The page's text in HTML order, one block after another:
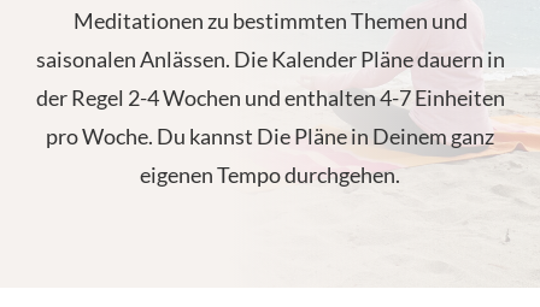
Meditationen zu bestimmten Themen und
saisonalen Anlässen. Die Kalender Pläne dauern in
der Regel 2-4 Wochen und enthalten 4-7 Einheiten
pro Woche. Du kannst Die Pläne in Deinem ganz
eigenen Tempo durchgehen.